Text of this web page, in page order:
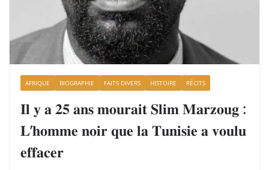
AFRIQUE BIOGRAPHIE FAITS DIVERS HISTOIRE RÉCITS
𝐈𝐥 𝐲 𝐚 𝟐𝟓 𝐚𝐧𝐬 𝐦𝐨𝐮𝐫𝐚𝐢𝐭 𝐒𝐥𝐢𝐦 𝐌𝐚𝐫𝐳𝐨𝐮𝐠 :
𝐋’𝐡𝐨𝐦𝐦𝐞 𝐧𝐨𝐢𝐫 𝐪𝐮𝐞 𝐥𝐚 𝐓𝐮𝐧𝐢𝐬𝐢𝐞 𝐚 𝐯𝐨𝐮𝐥𝐮
𝐞𝐟𝐟𝐚𝐜𝐞𝐫